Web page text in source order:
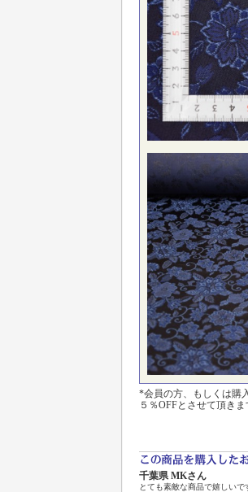
*会員の方、もしくは購
５％OFFとさせて頂きま
千葉県 MKさん
とても素敵な商品で嬉しいで